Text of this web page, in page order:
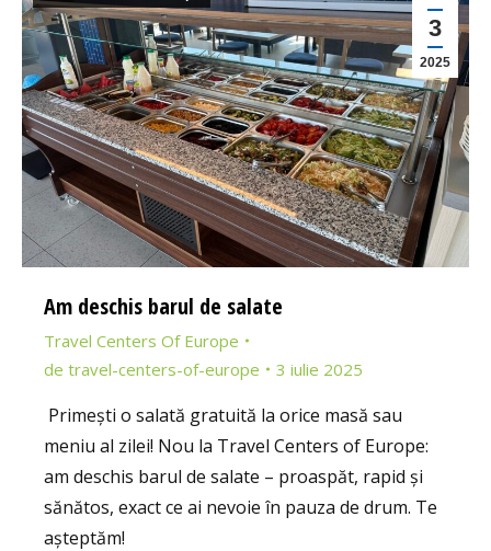
3
2025
Am deschis barul de salate
Travel Centers Of Europe
de travel-centers-of-europe 3 iulie 2025
Primești o salată gratuită la orice masă sau
meniu al zilei! Nou la Travel Centers of Europe:
am deschis barul de salate – proaspăt, rapid și
sănătos, exact ce ai nevoie în pauza de drum. Te
așteptăm!